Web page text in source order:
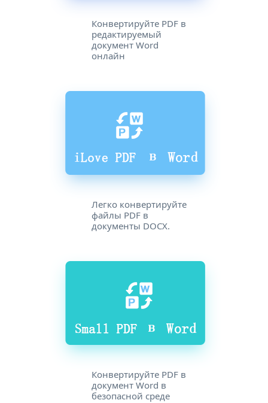
Конвертируйте PDF в
редактируемый
документ Word
онлайн
Легко конвертируйте
файлы PDF в
документы DOCX.
Конвертируйте PDF в
документ Word в
безопасной среде